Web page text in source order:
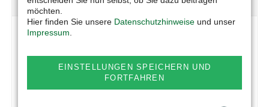
DOWNLOAD
UND DOUBLE
Strautmann Bio-Mix
möchten.
Hier finden Sie unsere Datenschutzhinweise und unser
Impressum
EINSTELLUNGEN SPEICHERN UND
FORTFAHREN